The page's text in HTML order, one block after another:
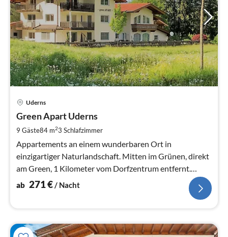
Uderns
Green Apart Uderns
9 Gäste84 m23 Schlafzimmer
Appartements an einem wunderbaren Ort in
einzigartiger Naturlandschaft. Mitten im Grünen, direkt
am Green, 1 Kilometer vom Dorfzentrum entfernt.
Optimal für einen erholsamen Urlaub
ab 271€/ Nacht